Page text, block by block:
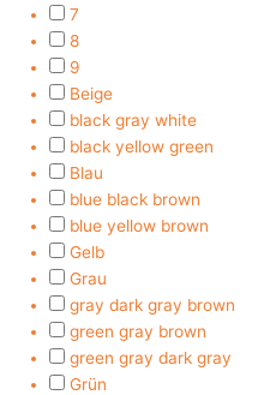
7
8
9
Beige
black gray white
black yellow green
Blau
blue black brown
blue yellow brown
Gelb
Grau
gray dark gray brown
green gray brown
green gray dark gray
Grün